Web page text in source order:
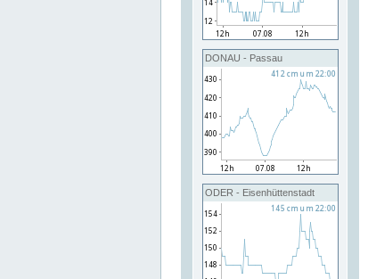
DONAU - Passau
ODER - Eisenhüttenstadt